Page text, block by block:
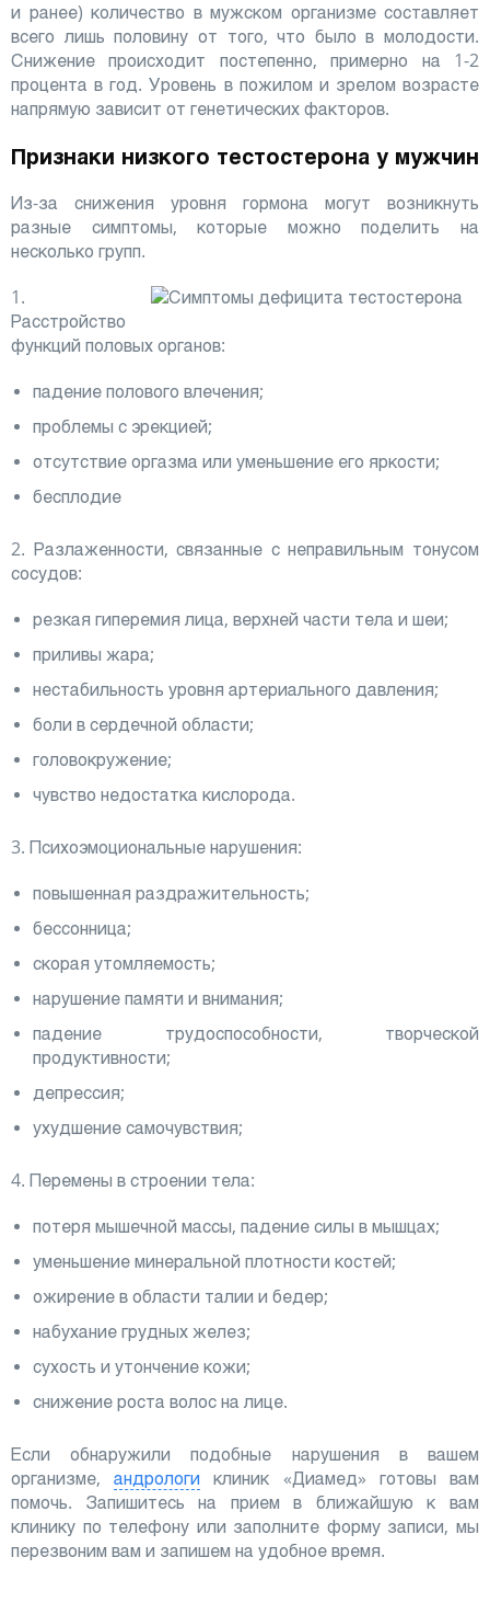
и ранее) количество в мужском организме составляет
всего лишь половину от того, что было в молодости.
Снижение происходит постепенно, примерно на 1-2
процента в год. Уровень в пожилом и зрелом возрасте
напрямую зависит от генетических факторов.
Признаки низкого тестостерона у мужчин
Из-за снижения уровня гормона могут возникнуть
разные симптомы, которые можно поделить на
несколько групп.
1.
Расстройство
функций половых органов:
падение полового влечения;
проблемы с эрекцией;
отсутствие оргазма или уменьшение его яркости;
бесплодие
2. Разлаженности, связанные с неправильным тонусом
сосудов:
резкая гиперемия лица, верхней части тела и шеи;
приливы жара;
нестабильность уровня артериального давления;
боли в сердечной области;
головокружение;
чувство недостатка кислорода.
3. Психоэмоциональные нарушения:
повышенная раздражительность;
бессонница;
скорая утомляемость;
нарушение памяти и внимания;
падение трудоспособности, творческой
продуктивности;
депрессия;
ухудшение самочувствия;
4. Перемены в строении тела:
потеря мышечной массы, падение силы в мышцах;
уменьшение минеральной плотности костей;
ожирение в области талии и бедер;
набухание грудных желез;
сухость и утончение кожи;
снижение роста волос на лице.
Если обнаружили подобные нарушения в вашем
организме,андрологи клиник «Диамед» готовы вам
помочь. Запишитесь на прием в ближайшую к вам
клинику по телефону или заполните форму записи, мы
перезвоним вам и запишем на удобное время.